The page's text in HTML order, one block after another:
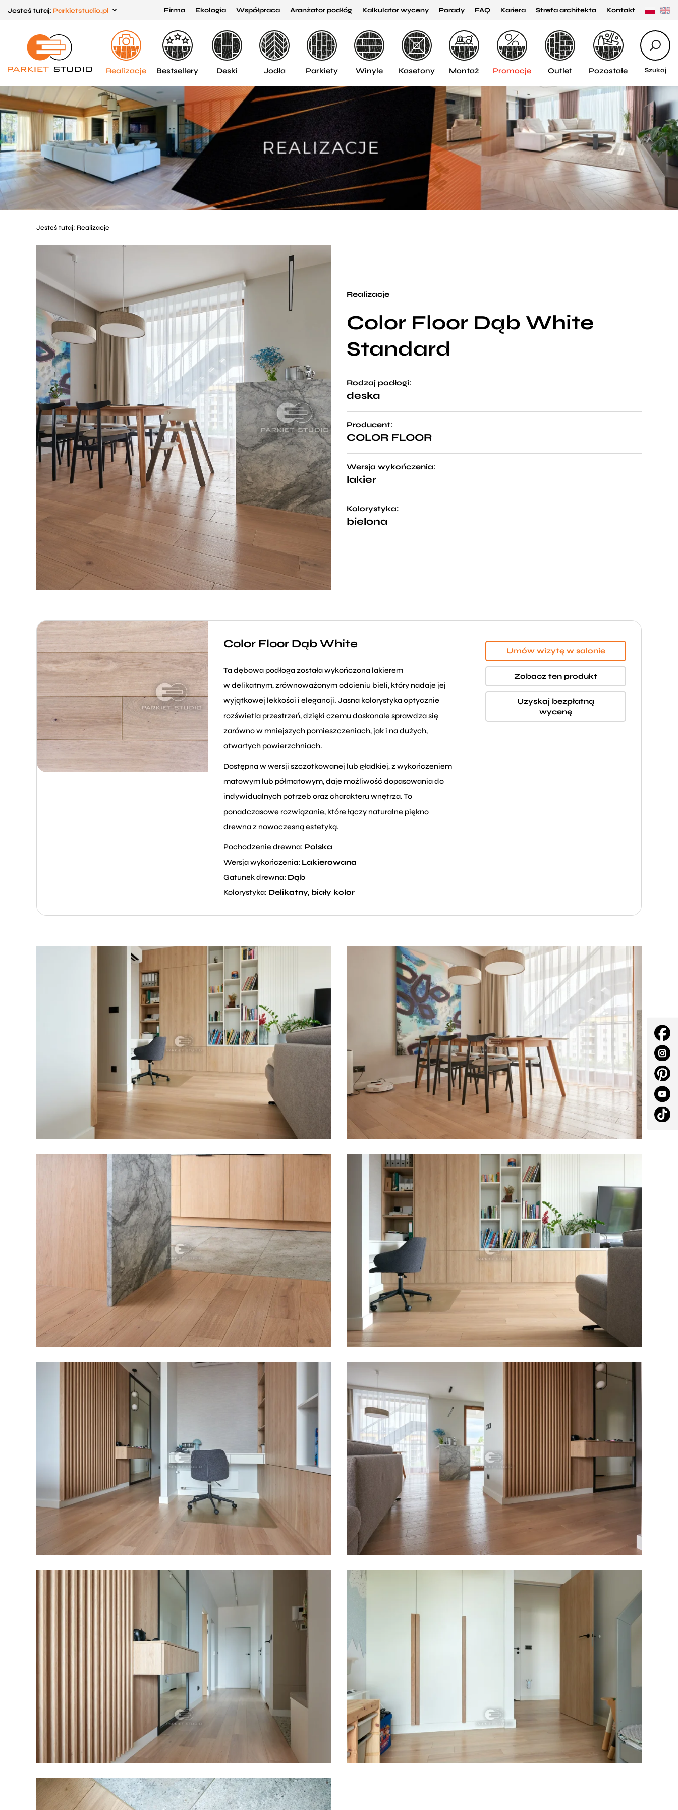
do menu
głównego
do
menu
w
stopce
Jesteś tutaj: Parkietstudio.pl Firma Ekologia Współpraca Aranżator podłóg Kalkulator wyceny Porady FAQ Kariera Strefa architekta Kontakt
Szukaj
Realizacje Bestsellery Deski Jodła Parkiety Winyle Kasetony Montaż Promocje Outlet Pozostałe
Jesteś tutaj: Realizacje
Realizacje
Color Floor Dąb White
Standard
Rodzaj podłogi:
deska
Producent:
COLOR FLOOR
Wersja wykończenia:
lakier
Kolorystyka:
bielona
Color Floor Dąb White
Ta dębowa podłoga została wykończona lakierem
w delikatnym, zrównoważonym odcieniu bieli, który nadaje jej
wyjątkowej lekkości i elegancji. Jasna kolorystyka optycznie
rozświetla przestrzeń, dzięki czemu doskonale sprawdza się
zarówno w mniejszych pomieszczeniach, jak i na dużych,
otwartych powierzchniach.
Dostępna w wersji szczotkowanej lub gładkiej, z wykończeniem
matowym lub półmatowym, daje możliwość dopasowania do
indywidualnych potrzeb oraz charakteru wnętrza. To
ponadczasowe rozwiązanie, które łączy naturalne piękno
drewna z nowoczesną estetyką.
Pochodzenie drewna: Polska
Wersja wykończenia: Lakierowana
Gatunek drewna: Dąb
Kolorystyka: Delikatny, biały kolor
Umów wizytę w salonie
Zobacz ten produkt
Uzyskaj bezpłatną
wycenę